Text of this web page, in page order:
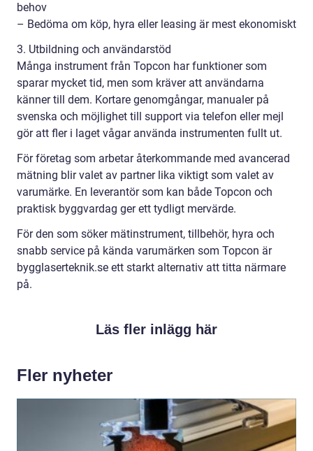
behov
– Bedöma om köp, hyra eller leasing är mest ekonomiskt
3. Utbildning och användarstöd
Många instrument från Topcon har funktioner som
sparar mycket tid, men som kräver att användarna
känner till dem. Kortare genomgångar, manualer på
svenska och möjlighet till support via telefon eller mejl
gör att fler i laget vågar använda instrumenten fullt ut.
För företag som arbetar återkommande med avancerad
mätning blir valet av partner lika viktigt som valet av
varumärke. En leverantör som kan både Topcon och
praktisk byggvardag ger ett tydligt mervärde.
För den som söker mätinstrument, tillbehör, hyra och
snabb service på kända varumärken som Topcon är
bygglaserteknik.se ett starkt alternativ att titta närmare
på.
Läs fler inlägg här
Fler nyheter